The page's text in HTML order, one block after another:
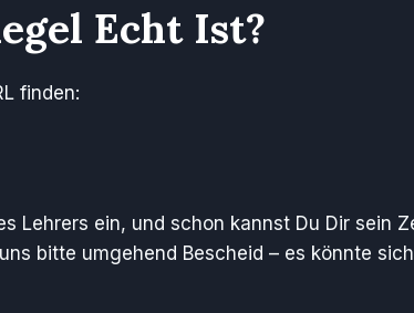
Echt Ist?
finden:
Lehrers ein, und schon kannst Du Dir sein
bitte umgehend Bescheid – es könnte